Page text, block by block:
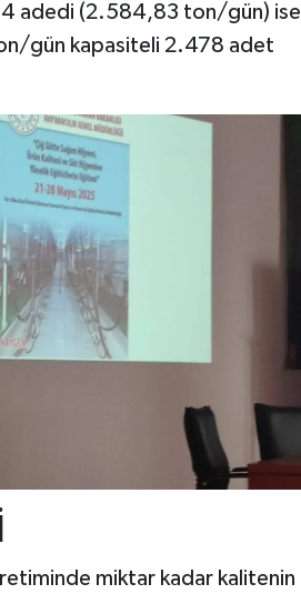
adedi (2.584,83 ton/gün) ise
gün kapasiteli 2.478 adet
miktar kadar kalitenin